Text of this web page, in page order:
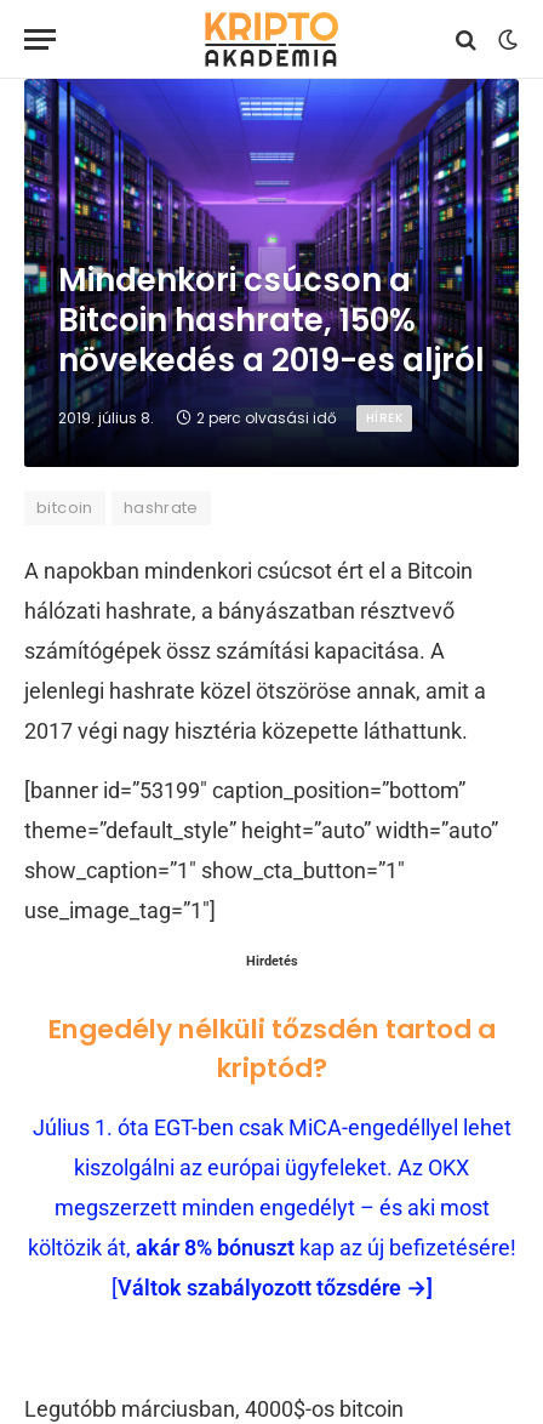
Mindenkori csúcson a
Bitcoin hashrate, 150%
növekedés a 2019-es aljról
2019. július 8. 2 perc olvasási idő HÍREK
bitcoin hashrate
A napokban mindenkori csúcsot ért el a Bitcoin
hálózati hashrate, a bányászatban résztvevő
számítógépek össz számítási kapacitása. A
jelenlegi hashrate közel ötszöröse annak, amit a
2017 végi nagy hisztéria közepette láthattunk.
[banner id=”53199″ caption_position=”bottom”
theme=”default_style” height=”auto” width=”auto”
show_caption=”1″ show_cta_button=”1″
use_image_tag=”1″]
Hirdetés
Engedély nélküli tőzsdén tartod a
kriptód?
Július 1. óta EGT-ben csak MiCA-engedéllyel lehet
kiszolgálni az európai ügyfeleket. Az OKX
megszerzett minden engedélyt – és aki most
költözik át, akár 8% bónusztkap az új befizetésére!
[Váltok szabályozott tőzsdére →]
Legutóbb márciusban, 4000$-os bitcoin